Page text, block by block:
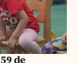
de